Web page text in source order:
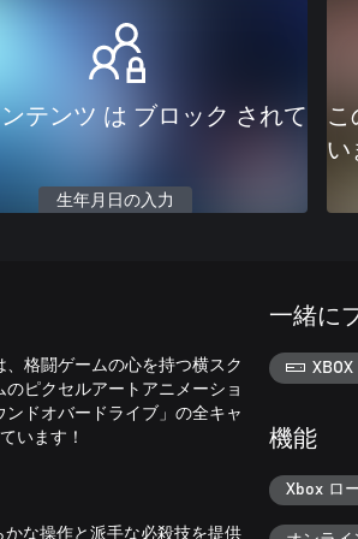
テンツ は ブロック されて
生年月日の入力
こ
い
格闘ゲームの心を持つ横スク
ピクセルアートアニメーショ
ドオバードライブ」の全キャ
います！
な操作と派手な必殺技を提供
一緒に
XBOX
機能
Xbox ロ